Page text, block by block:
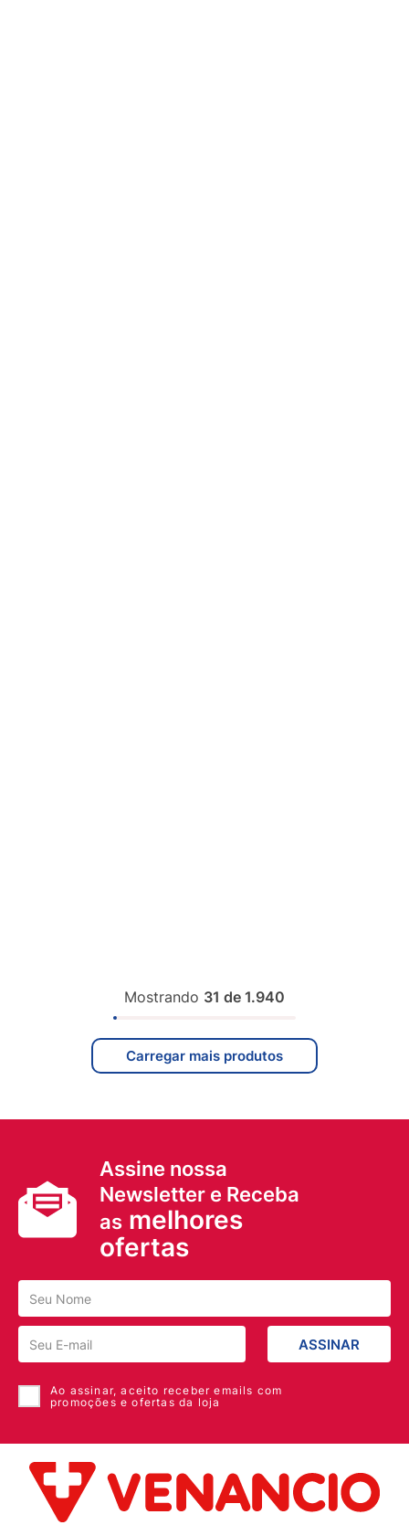
Mostrando 31 de 1.940
Assine nossa
Newsletter e Receba
as melhores
ofertas
ASSINAR
Ao assinar, aceito receber emails com
promoções e ofertas da loja